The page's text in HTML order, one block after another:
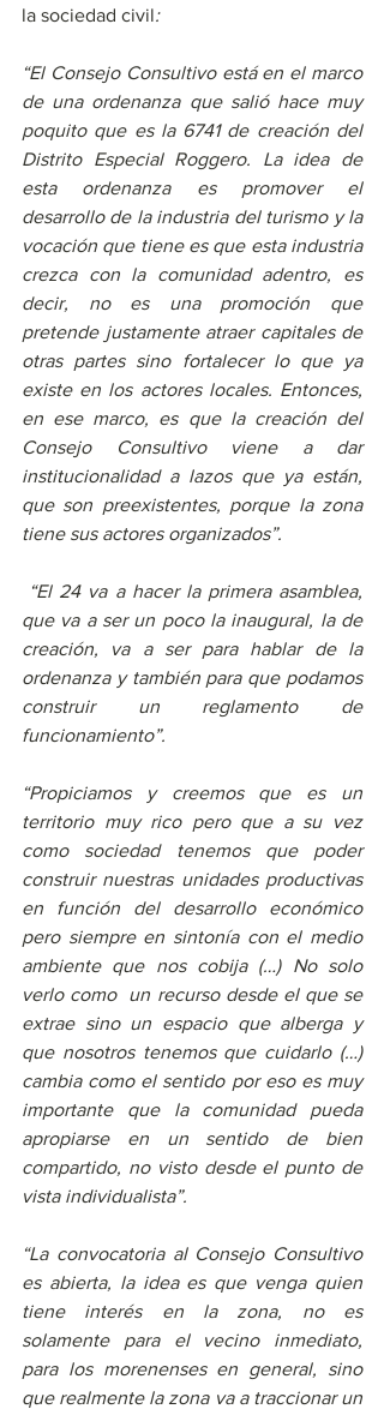
la sociedad civil:
“El Consejo Consultivo está en el marco
de una ordenanza que salió hace muy
poquito que es la 6741 de creación del
Distrito Especial Roggero. La idea de
esta ordenanza es promover el
desarrollo de la industria del turismo y la
vocación que tiene es que esta industria
crezca con la comunidad adentro, es
decir, no es una promoción que
pretende justamente atraer capitales de
otras partes sino fortalecer lo que ya
existe en los actores locales. Entonces,
en ese marco, es que la creación del
Consejo Consultivo viene a dar
institucionalidad a lazos que ya están,
que son preexistentes, porque la zona
tiene sus actores organizados”.
que va a ser un poco la inaugural, la de
creación, va a ser para hablar de la
ordenanza y también para que podamos
construir un reglamento de
funcionamiento”.
“Propiciamos y creemos que es un
territorio muy rico pero que a su vez
como sociedad tenemos que poder
construir nuestras unidades productivas
en función del desarrollo económico
pero siempre en sintonía con el medio
ambiente que nos cobija (…) No solo
verlo como  un recurso desde el que se
extrae sino un espacio que alberga y
que nosotros tenemos que cuidarlo (…)
cambia como el sentido por eso es muy
importante que la comunidad pueda
apropiarse en un sentido de bien
compartido, no visto desde el punto de
vista individualista”.
“La convocatoria al Consejo Consultivo
es abierta, la idea es que venga quien
tiene interés en la zona, no es
solamente para el vecino inmediato,
para los morenenses en general, sino
que realmente la zona va a traccionar un